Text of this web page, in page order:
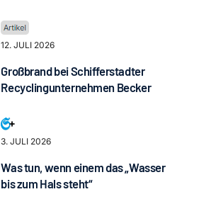
12. JULI 2026
Großbrand bei Schifferstadter
Recyclingunternehmen Becker
3. JULI 2026
Was tun, wenn einem das „Wasser
bis zum Hals steht“